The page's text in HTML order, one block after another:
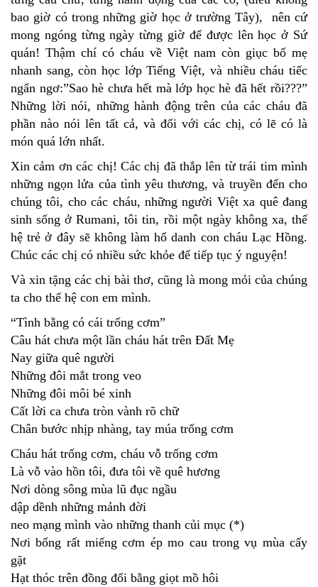
bao giờ có trong những giờ học ở trường Tây), nên cứ
mong ngóng từng ngày từng giờ để được lên học ở Sứ
quán! Thậm chí có cháu về Việt nam còn giục bố mẹ
nhanh sang, còn học lớp Tiếng Việt, và nhiều cháu tiếc
ngẩn ngơ:”Sao hè chưa hết mà lớp học hè đã hết rồi???”
Những lời nói, những hành động trên của các cháu đã
phần nào nói lên tất cả, và đối với các chị, có lẽ có là
món quá lớn nhất.
Xin cảm ơn các chị! Các chị đã thắp lên từ trái tim mình
những ngọn lửa của tình yêu thương, và truyền đến cho
chúng tôi, cho các cháu, những người Việt xa quê đang
sinh sống ở Rumani, tôi tin, rồi một ngày không xa, thế
hệ trẻ ở đây sẽ không làm hổ danh con cháu Lạc Hồng.
Chúc các chị có nhiều sức khỏe để tiếp tục ý nguyện!
Và xin tặng các chị bài thơ, cũng là mong mỏi của chúng
ta cho thế hệ con em mình.
“Tình bằng có cái trống cơm”
Câu hát chưa một lần cháu hát trên Đất Mẹ
Nay giữa quê người
Những đôi mắt trong veo
Những đôi môi bé xinh
Cất lời ca chưa tròn vành rõ chữ
Chân bước nhịp nhàng, tay múa trống cơm
Cháu hát trống cơm, cháu vỗ trống cơm
Là vỗ vào hồn tôi, đưa tôi về quê hương
Nơi dòng sông mùa lũ đục ngầu
dập dềnh những mảnh đời
neo mạng mình vào những thanh củi mục (*)
Nơi bổng rất miếng cơm ép mo cau trong vụ mùa cấy
gặt
Hạt thóc trên đồng đổi bằng giọt mồ hôi